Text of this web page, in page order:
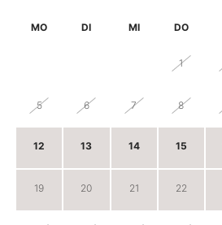
MO DI MI DO
1
5 6 7 8
12 13 14 15
19 20 21 22